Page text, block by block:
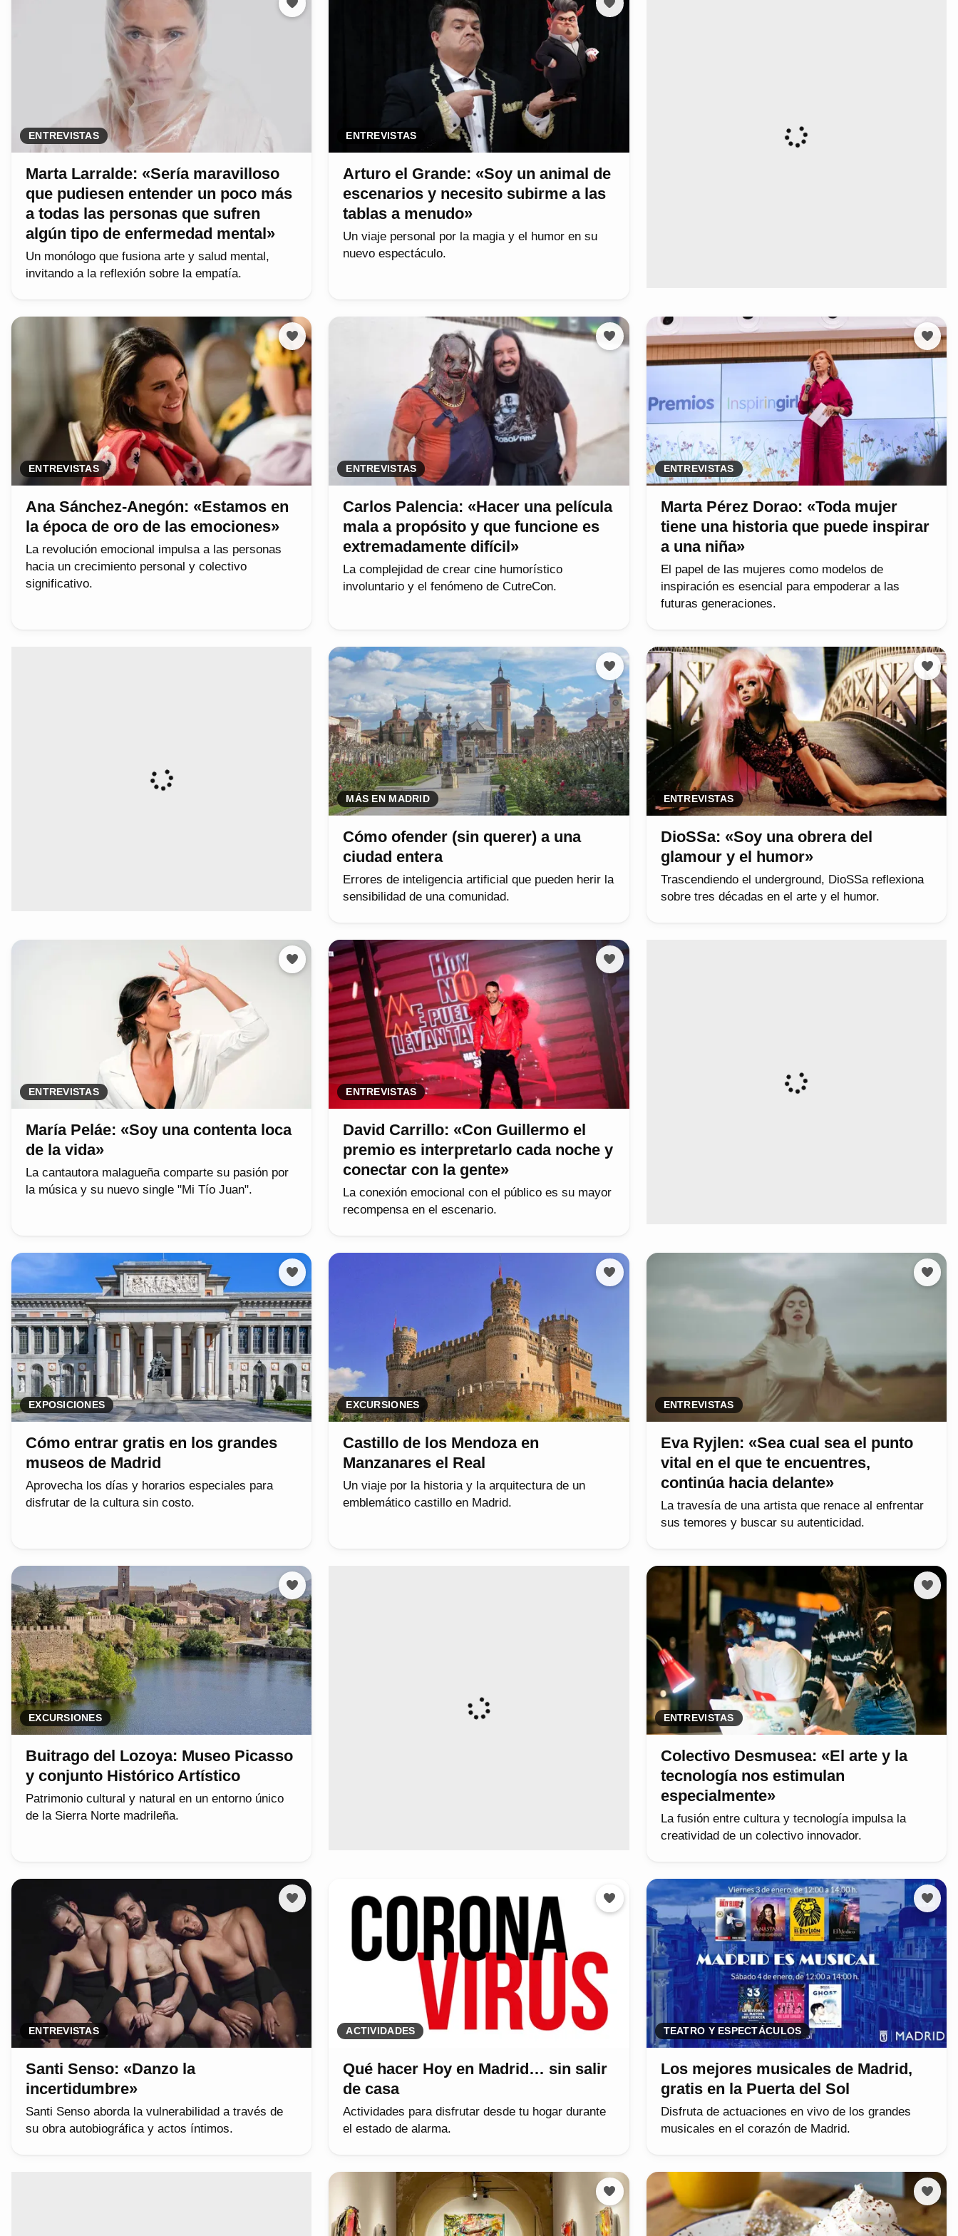
ENTREVISTAS
Marta Larralde: «Sería maravilloso
que pudiesen entender un poco más
a todas las personas que sufren
algún tipo de enfermedad mental»
Un monólogo que fusiona arte y salud mental,
invitando a la reflexión sobre la empatía.
ENTREVISTAS
Arturo el Grande: «Soy un animal de
escenarios y necesito subirme a las
tablas a menudo»
Un viaje personal por la magia y el humor en su
nuevo espectáculo.
ENTREVISTAS
Ana Sánchez-Anegón: «Estamos en
la época de oro de las emociones»
La revolución emocional impulsa a las personas
hacia un crecimiento personal y colectivo
significativo.
ENTREVISTAS
Carlos Palencia: «Hacer una película
mala a propósito y que funcione es
extremadamente difícil»
La complejidad de crear cine humorístico
involuntario y el fenómeno de CutreCon.
ENTREVISTAS
Marta Pérez Dorao: «Toda mujer
tiene una historia que puede inspirar
a una niña»
El papel de las mujeres como modelos de
inspiración es esencial para empoderar a las
futuras generaciones.
MÁS EN MADRID
Cómo ofender (sin querer) a una
ciudad entera
Errores de inteligencia artificial que pueden herir la
sensibilidad de una comunidad.
ENTREVISTAS
DioSSa: «Soy una obrera del
glamour y el humor»
Trascendiendo el underground, DioSSa reflexiona
sobre tres décadas en el arte y el humor.
ENTREVISTAS
María Peláe: «Soy una contenta loca
de la vida»
La cantautora malagueña comparte su pasión por
la música y su nuevo single "Mi Tío Juan".
ENTREVISTAS
David Carrillo: «Con Guillermo el
premio es interpretarlo cada noche y
conectar con la gente»
La conexión emocional con el público es su mayor
recompensa en el escenario.
EXPOSICIONES
Cómo entrar gratis en los grandes
museos de Madrid
Aprovecha los días y horarios especiales para
disfrutar de la cultura sin costo.
EXCURSIONES
Castillo de los Mendoza en
Manzanares el Real
Un viaje por la historia y la arquitectura de un
emblemático castillo en Madrid.
ENTREVISTAS
Eva Ryjlen: «Sea cual sea el punto
vital en el que te encuentres,
continúa hacia delante»
La travesía de una artista que renace al enfrentar
sus temores y buscar su autenticidad.
EXCURSIONES
Buitrago del Lozoya: Museo Picasso
y conjunto Histórico Artístico
Patrimonio cultural y natural en un entorno único
de la Sierra Norte madrileña.
ENTREVISTAS
Colectivo Desmusea: «El arte y la
tecnología nos estimulan
especialmente»
La fusión entre cultura y tecnología impulsa la
creatividad de un colectivo innovador.
ENTREVISTAS
Santi Senso: «Danzo la
incertidumbre»
Santi Senso aborda la vulnerabilidad a través de
su obra autobiográfica y actos íntimos.
ACTIVIDADES
Qué hacer Hoy en Madrid… sin salir
de casa
Actividades para disfrutar desde tu hogar durante
el estado de alarma.
TEATRO Y ESPECTÁCULOS
Los mejores musicales de Madrid,
gratis en la Puerta del Sol
Disfruta de actuaciones en vivo de los grandes
musicales en el corazón de Madrid.